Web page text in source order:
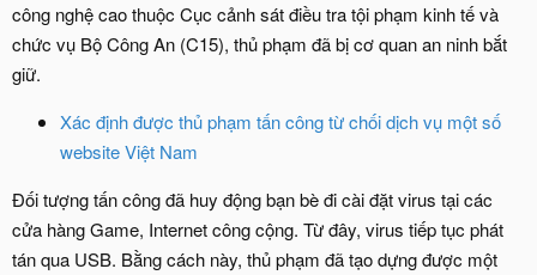
công nghệ cao thuộc Cục cảnh sát điều tra tội phạm kinh tế và
chức vụ Bộ Công An (C15), thủ phạm đã bị cơ quan an ninh bắt
giữ.
Xác định được thủ phạm tấn công từ chối dịch vụ một số
website Việt Nam
Đối tượng tấn công đã huy động bạn bè đi cài đặt virus tại các
cửa hàng Game, Internet công cộng. Từ đây, virus tiếp tục phát
tán qua USB. Bằng cách này, thủ phạm đã tạo dựng được một